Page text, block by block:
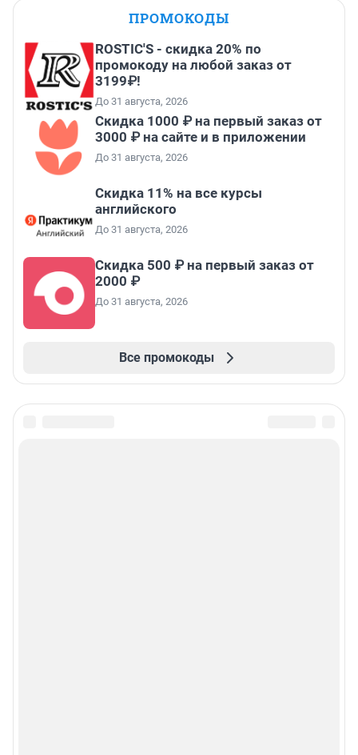
ПРОМОКОДЫ
ROSTIC'S - скидка 20% по
промокоду на любой заказ от
3199₽!
До 31 августа, 2026
Скидка 1000 ₽ на первый заказ от
3000 ₽ на сайте и в приложении
До 31 августа, 2026
Скидка 11% на все курсы
английского
До 31 августа, 2026
Скидка 500 ₽ на первый заказ от
2000 ₽
До 31 августа, 2026
Все промокоды